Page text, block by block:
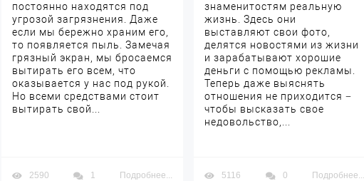
постоянно находятся под
угрозой загрязнения. Даже
если мы бережно храним его,
то появляется пыль. Замечая
грязный экран, мы бросаемся
вытирать его всем, что
оказывается у нас под рукой.
Но всеми средствами стоит
вытирать свой...
2590 1 Подробнее...
знаменитостям реальную
жизнь. Здесь они
выставляют свои фото,
делятся новостями из жизни
и зарабатывают хорошие
деньги с помощью рекламы.
Теперь даже выяснять
отношения не приходится −
чтобы высказать свое
недовольство,...
5116 0 Подробнее...